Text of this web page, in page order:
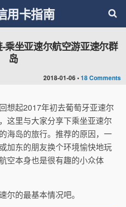
用卡指南
2018-01-06 •18 Comments
乘坐亚速尔航空游亚速尔群
岛
想起2017年初去葡萄牙亚速尔
这里与大家分享下乘坐亚速尔
海岛的旅行。推荐的原因，一
加东的朋友换个环境愉快地玩
空本身也是很有趣的小众体
尔的最基本情况吧。